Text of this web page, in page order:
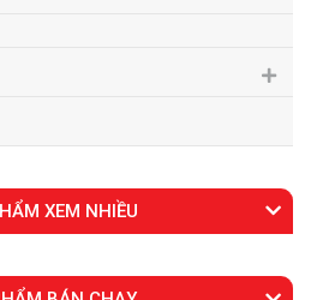
XEM NHIỀU